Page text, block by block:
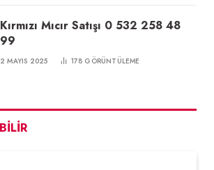
Kırmızı Mıcır Satışı 0 532 258 48
99
2 MAYIS 2025 178 GÖRÜNTÜLEME